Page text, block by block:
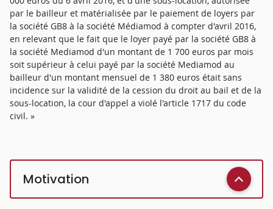
par le bailleur et matérialisée par le paiement de loyers par
la société GB8 à la société Médiamod à compter d'avril 2016,
en relevant que le fait que le loyer payé par la société GB8 à
la société Mediamod d'un montant de 1 700 euros par mois
soit supérieur à celui payé par la société Mediamod au
bailleur d'un montant mensuel de 1 380 euros était sans
incidence sur la validité de la cession du droit au bail et de la
sous-location, la cour d'appel a violé l'article 1717 du code
civil. »
Motivation